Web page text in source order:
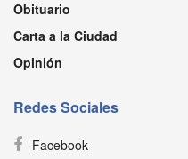
Obituario
Carta a la Ciudad
Opinión
Redes Sociales
Facebook